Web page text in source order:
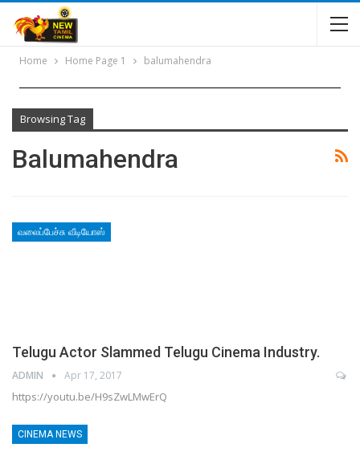
Home Home Page 1 balumahendra
Browsing Tag
Balumahendra
வலைப்பேச்சு வீடியோஸ்
Telugu Actor Slammed Telugu Cinema Industry.
ADMIN Apr 17, 2017
https://youtu.be/H9sZwLMwErQ
CINEMA NEWS